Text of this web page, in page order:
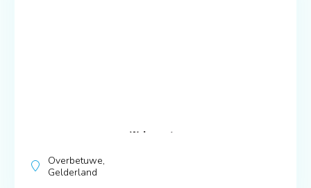
Overbetuwe,
Gelderland